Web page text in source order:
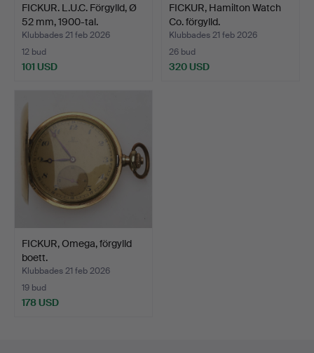
FICKUR. L.U.C. Förgylld, Ø
52 mm, 1900-tal.
Klubbades 21 feb 2026
12 bud
101 USD
FICKUR, Hamilton Watch
Co. förgylld.
Klubbades 21 feb 2026
26 bud
320 USD
FICKUR, Omega, förgylld
boett.
Klubbades 21 feb 2026
19 bud
178 USD